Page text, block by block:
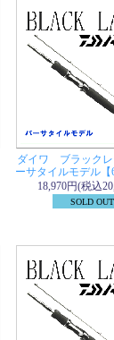
ダイワ ブラックレ
ーサタイルモデル【
18,970円(税込
SOLD OUT